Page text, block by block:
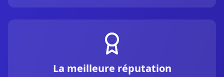
La meilleure réputation